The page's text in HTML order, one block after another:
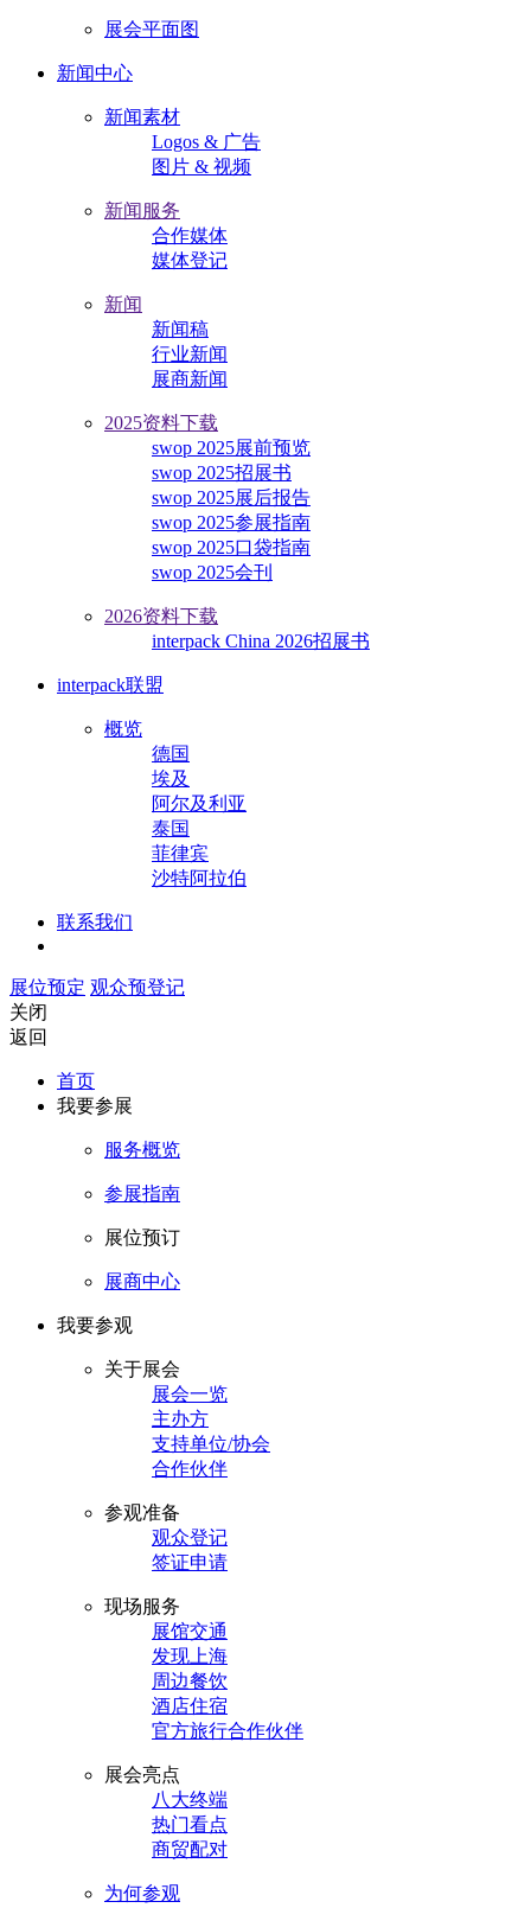
展会平面图
新闻中心
新闻素材
Logos & 广告
图片 & 视频
新闻服务
合作媒体
媒体登记
新闻
新闻稿
行业新闻
展商新闻
2025资料下载
swop 2025展前预览
swop 2025招展书
swop 2025展后报告
swop 2025参展指南
swop 2025口袋指南
swop 2025会刊
2026资料下载
interpack China 2026招展书
interpack联盟
概览
德国
埃及
阿尔及利亚
泰国
菲律宾
沙特阿拉伯
联系我们
展位预定 观众预登记
关闭
返回
首页
我要参展
服务概览
参展指南
展位预订
展商中心
我要参观
关于展会
展会一览
主办方
支持单位/协会
合作伙伴
参观准备
观众登记
签证申请
现场服务
展馆交通
发现上海
周边餐饮
酒店住宿
官方旅行合作伙伴
展会亮点
八大终端
热门看点
商贸配对
为何参观